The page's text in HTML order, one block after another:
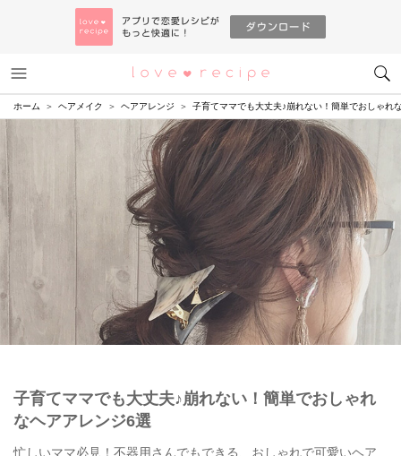
恋愛レシピ
ホーム ヘアメイク ヘアアレンジ 子育てママでも大丈夫♪崩れない！簡単でおしゃれ
子育てママでも大丈夫♪崩れない！簡単でおしゃれ
なヘアアレンジ6選
忙しいママ必見！不器用さんでもできる、おしゃれで可愛いヘア